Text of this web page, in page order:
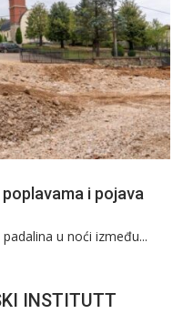
i pojava
u noći između...
INSTITUTT